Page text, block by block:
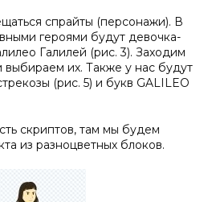
спрайты (персонажи). В
героями будут девочка-
Галилей (рис. 3). Заходим
выбираем их. Также у нас будут
(рис. 5) и букв GALILEO
скриптов, там мы будем
из разноцветных блоков.